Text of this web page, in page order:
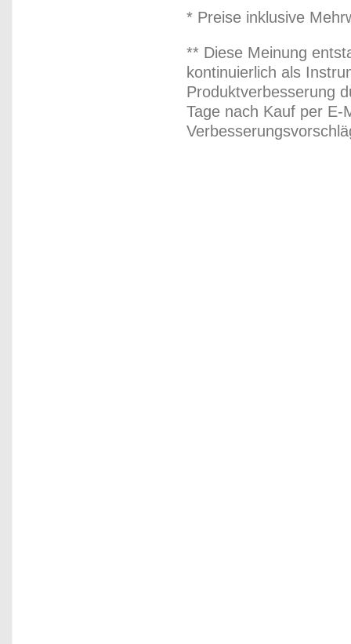
* Preise inklusive
** Diese Meinung
kontinuierlich als
Produktverbesserung
Tage nach Kauf per E-